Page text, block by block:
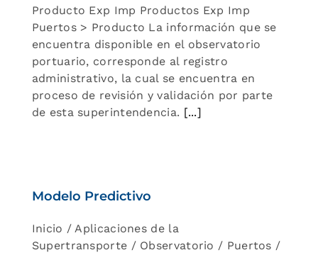
Producto Exp Imp Productos Exp Imp
Puertos > Producto La información que se
encuentra disponible en el observatorio
portuario, corresponde al registro
administrativo, la cual se encuentra en
proceso de revisión y validación por parte
de esta superintendencia. [...]
Modelo Predictivo
Inicio / Aplicaciones de la
Supertransporte / Observatorio / Puertos /